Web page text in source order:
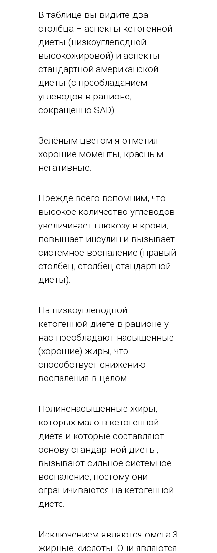
В таблице вы видите два
столбца – аспекты кетогенной
диеты (низкоуглеводной
высокожировой) и аспекты
стандартной американской
диеты (с преобладанием
углеводов в рационе,
сокращенно SAD).
Зелёным цветом я отметил
хорошие моменты, красным –
негативные.
Прежде всего вспомним, что
высокое количество углеводов
увеличивает глюкозу в крови,
повышает инсулин и вызывает
системное воспаление (правый
столбец, столбец стандартной
диеты).
На низкоуглеводной
кетогенной диете в рационе у
нас преобладают насыщенные
(хорошие) жиры, что
способствует снижению
воспаления в целом.
Полиненасыщенные жиры,
которых мало в кетогенной
диете и которые составляют
основу стандартной диеты,
вызывают сильное системное
воспаление, поэтому они
ограничиваются на кетогенной
диете.
Исключением являются омега-3
жирные кислоты. Они являются